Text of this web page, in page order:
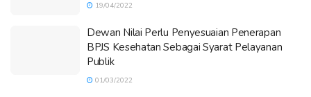
19/04/2022
Dewan Nilai Perlu Penyesuaian Penerapan
BPJS Kesehatan Sebagai Syarat Pelayanan
Publik
01/03/2022